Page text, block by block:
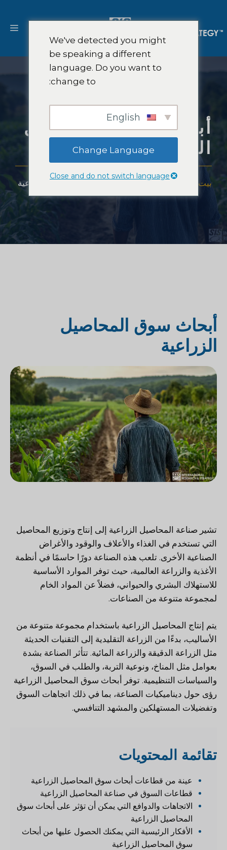
المحتوى
أبحاث سوق المحاصيل
الزراعية
بيت الصناعات أبحاث سوق المحاصيل الزراعية
أبحاث سوق المحاصيل
الزراعية
تشير صناعة المحاصيل الزراعية إلى إنتاج وتوزيع المحاصيل
التي تستخدم في الغذاء والأعلاف والوقود والأغراض
الصناعية الأخرى. تلعب هذه الصناعة دورًا حاسمًا في أنظمة
الأغذية والزراعة العالمية، حيث توفر الموارد الأساسية
للاستهلاك البشري والحيواني، فضلاً عن المواد الخام
لمجموعة متنوعة من الصناعات.
يتم إنتاج المحاصيل الزراعية باستخدام مجموعة متنوعة من
الأساليب، بدءًا من الزراعة التقليدية إلى التقنيات الحديثة
مثل الزراعة الدقيقة والزراعة المائية. تتأثر الصناعة بشدة
بعوامل مثل المناخ، ونوعية التربة، والطلب في السوق،
والسياسات التنظيمية. توفر أبحاث سوق المحاصيل الزراعية
رؤى حول ديناميكيات الصناعة، بما في ذلك اتجاهات السوق
وتفضيلات المستهلكين والمشهد التنافسي.
تقائمة المحتويات
عينة من قطاعات أبحاث سوق المحاصيل الزراعية
قطاعات السوق في صناعة المحاصيل الزراعية
الاتجاهات والدوافع التي يمكن أن تؤثر على أبحاث سوق
المحاصيل الزراعية
الأفكار الرئيسية التي يمكنك الحصول عليها من أبحاث
سوق المحاصيل الزراعية
We've detected you might
be speaking a different
language. Do you want to
change to:
Change Language
Close and do not switch language